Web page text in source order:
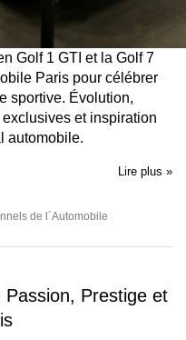
Golf 1 GTI et la Golf 7
Paris pour célébrer
sportive. Évolution,
et inspiration
automobile.
Lire plus »
de l´Automobile
Prestige et